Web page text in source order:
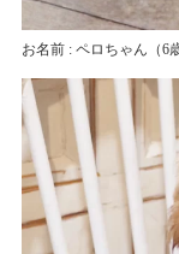
お名前 : ペロちゃん （6